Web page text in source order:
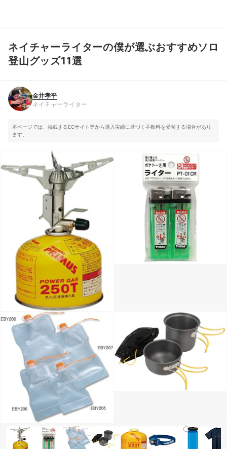
金井孝平
ネイチャーライター
ネイチャーライターの僕が選ぶおすすめソロ
登山グッズ11選
金井孝平
ネイチャーライター
本ページでは、掲載するECサイト等から購入実績に基づく手数料を受領する場合があり
ます。